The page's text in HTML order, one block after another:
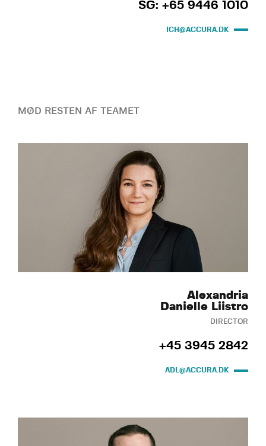
SG: +65 9446 1010
ICH@ACCURA.DK
MØD RESTEN AF TEAMET
Alexandria
Danielle Liistro
DIRECTOR
+45 3945 2842
ADL@ACCURA.DK